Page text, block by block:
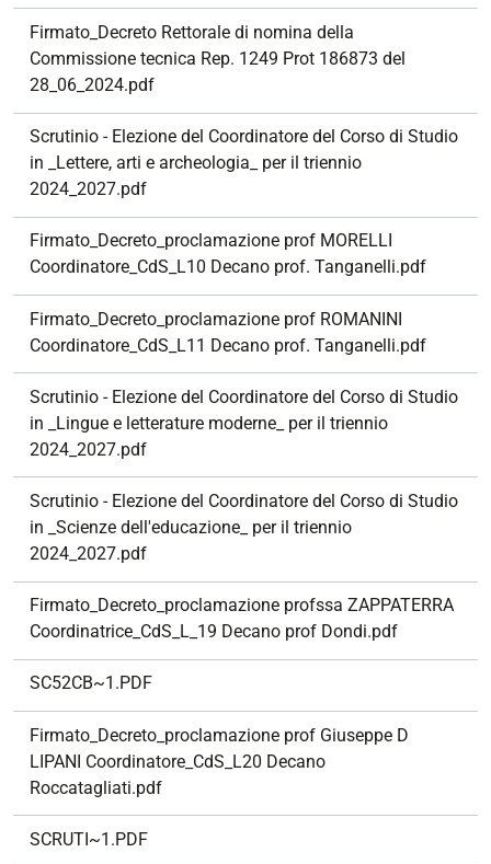
Firmato_Decreto Rettorale di nomina della
Commissione tecnica Rep. 1249 Prot 186873 del
28_06_2024.pdf
Scrutinio - Elezione del Coordinatore del Corso di Studio
in _Lettere, arti e archeologia_ per il triennio
2024_2027.pdf
Firmato_Decreto_proclamazione prof MORELLI
Coordinatore_CdS_L10 Decano prof. Tanganelli.pdf
Firmato_Decreto_proclamazione prof ROMANINI
Coordinatore_CdS_L11 Decano prof. Tanganelli.pdf
Scrutinio - Elezione del Coordinatore del Corso di Studio
in _Lingue e letterature moderne_ per il triennio
2024_2027.pdf
Scrutinio - Elezione del Coordinatore del Corso di Studio
in _Scienze dell'educazione_ per il triennio
2024_2027.pdf
Firmato_Decreto_proclamazione profssa ZAPPATERRA
Coordinatrice_CdS_L_19 Decano prof Dondi.pdf
SC52CB~1.PDF
Firmato_Decreto_proclamazione prof Giuseppe D
LIPANI Coordinatore_CdS_L20 Decano
Roccatagliati.pdf
SCRUTI~1.PDF